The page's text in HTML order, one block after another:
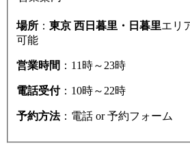
場所 ： 東京 西日暮里・日暮里エリ
可能
営業時間 ：11時～23時
電話受付：10時～22時
予約方法：電話 or 予約フォーム